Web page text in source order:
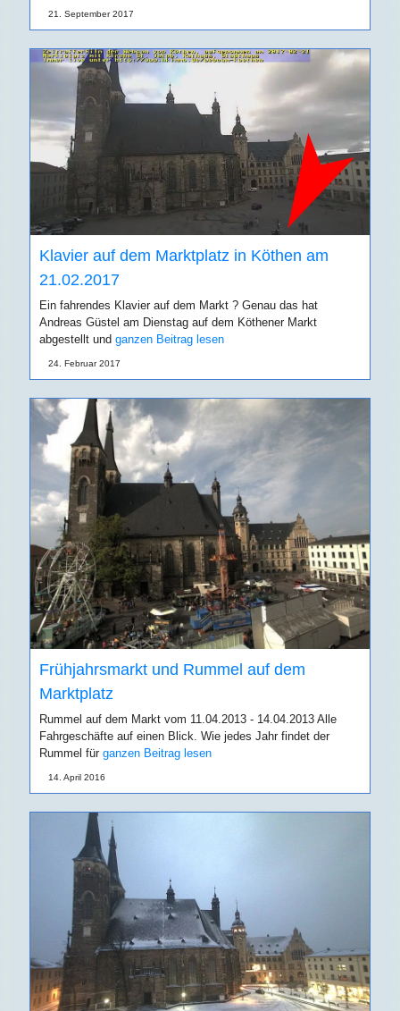
21. September 2017
Klavier auf dem Marktplatz in Köthen am
21.02.2017
Ein fahrendes Klavier auf dem Markt ? Genau das hat
Andreas Güstel am Dienstag auf dem Köthener Markt
abgestellt undganzen Beitrag lesen
24. Februar 2017
Frühjahrsmarkt und Rummel auf dem
Marktplatz
Rummel auf dem Markt vom 11.04.2013 - 14.04.2013 Alle
Fahrgeschäfte auf einen Blick. Wie jedes Jahr findet der
Rummel fürganzen Beitrag lesen
14. April 2016